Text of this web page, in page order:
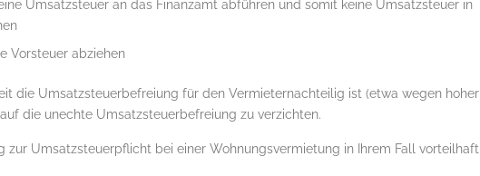
Umsatzsteuer an das Finanzamt abführen und somit keine Umsatzsteuer in
Vorsteuer abziehen
die Umsatzsteuerbefreiung für den Vermieternachteilig ist (etwa wegen hoher
die unechte Umsatzsteuerbefreiung zu verzichten.
zur Umsatzsteuerpflicht bei einer Wohnungsvermietung in Ihrem Fall vorteilhaft